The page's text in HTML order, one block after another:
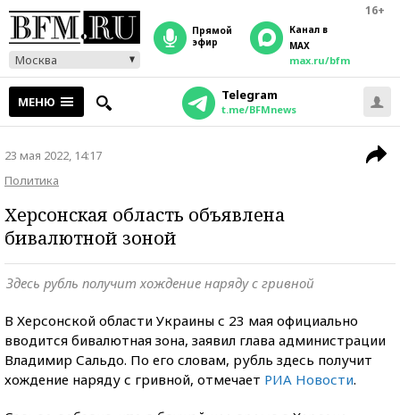
16+
Москва
прямой
эфир
Канал в
MAX
max.ru/bfm
МЕНЮ Telegram
t.me/BFMnews
23 мая 2022, 14:17
Политика
Херсонская область объявлена
бивалютной зоной
Здесь рубль получит хождение наряду с гривной
В Херсонской области Украины с 23 мая официально
вводится бивалютная зона, заявил глава администрации
Владимир Сальдо. По его словам, рубль здесь получит
хождение наряду с гривной, отмечает РИА Новости.